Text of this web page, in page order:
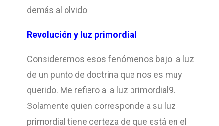
demás al olvido.
Revolución y luz primordial
Consideremos esos fenómenos bajo la luz
de un punto de doctrina que nos es muy
querido. Me refiero a la luz primordial9.
Solamente quien corresponde a su luz
primordial tiene certeza de que está en el